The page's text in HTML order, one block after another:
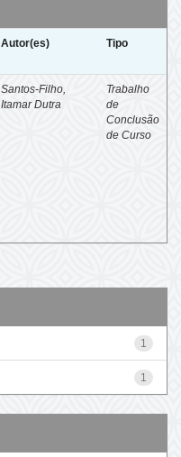
Autor(es) Tipo
Santos-Filho,
Itamar Dutra
Trabalho
de
Conclusão
de Curso
1
1